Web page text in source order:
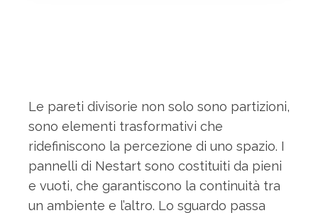
Le pareti divisorie non solo sono partizioni,
sono elementi trasformativi che
ridefiniscono la percezione di uno spazio. I
pannelli di Nestart sono costituiti da pieni
e vuoti, che garantiscono la continuità tra
un ambiente e l’altro. Lo sguardo passa